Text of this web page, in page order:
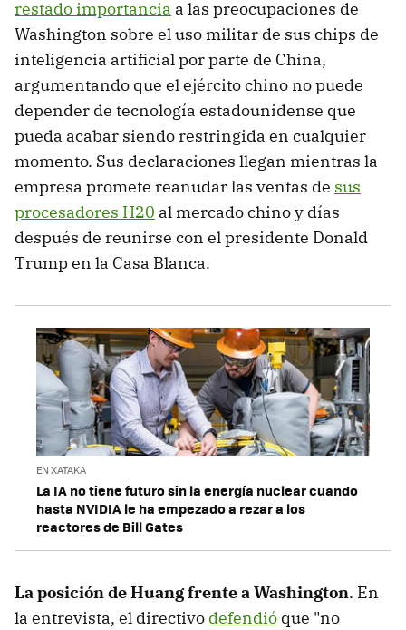
restado importancia a las preocupaciones de
Washington sobre el uso militar de sus chips de
inteligencia artificial por parte de China,
argumentando que el ejército chino no puede
depender de tecnología estadounidense que
pueda acabar siendo restringida en cualquier
momento. Sus declaraciones llegan mientras la
empresa promete reanudar las ventas de sus
procesadores H20 al mercado chino y días
después de reunirse con el presidente Donald
Trump en la Casa Blanca.
EN XATAKA
La IA no tiene futuro sin la energía nuclear cuando
hasta NVIDIA le ha empezado a rezar a los
reactores de Bill Gates
La posición de Huang frente a Washington. En
la entrevista, el directivo defendió que "no